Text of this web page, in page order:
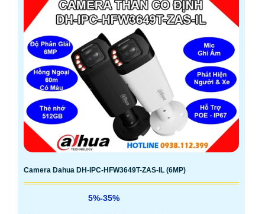
Camera Dahua DH-IPC-HFW3649T-ZAS-IL (6MP)
5%-35%